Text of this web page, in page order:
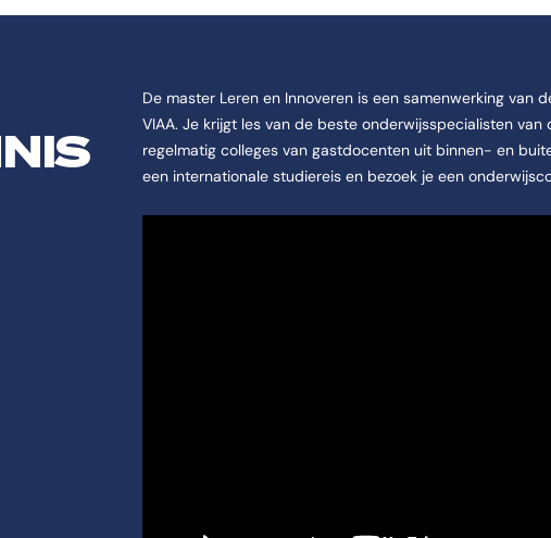
De master Leren en Innoveren is een samenwerking van
VIAA. Je krijgt les van de beste onderwijsspecialisten van
regelmatig colleges van gastdocenten uit binnen- en
een internationale studiereis en bezoek je een